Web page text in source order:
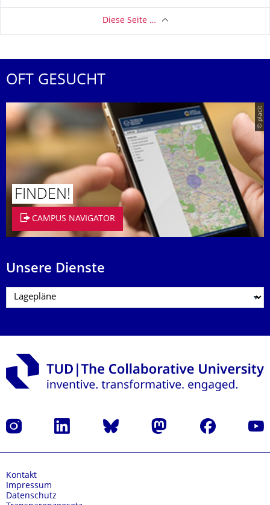
Diese Seite …
OFT GESUCHT
© placit
FINDEN!
CAMPUS NAVIGATOR
Unsere Dienste
Instagram LinkedIn Bluesky Mastodon Facebook
Kontakt
Impressum
Datenschutz